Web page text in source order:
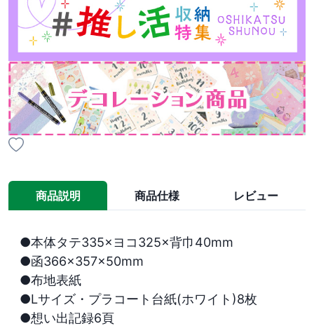
商品説明 商品仕様 レビュー
●本体タテ335×ヨコ325×背巾40mm
●函366×357×50mm
●布地表紙
●Lサイズ・プラコート台紙(ホワイト)8枚
●想い出記録6頁